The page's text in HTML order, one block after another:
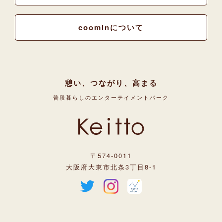
coominについて
憩い、つながり、高まる
普段暮らしのエンターテイメントパーク
〒574-0011
大阪府大東市北条3丁目8-1